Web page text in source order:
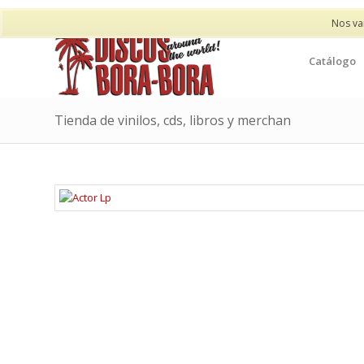
Nos
Catálogo
Tienda de vinilos, cds, libros y merchan